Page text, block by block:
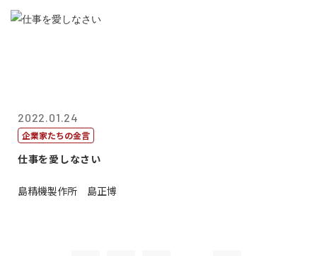
2022.01.24
企業家たちの金言
仕事を愛しなさい
島精機製作所 島正博